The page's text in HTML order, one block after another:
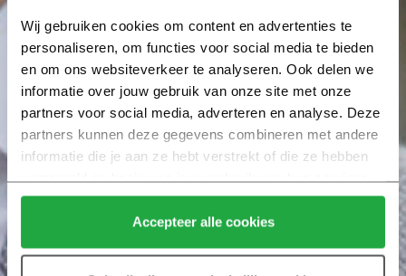
Wij gebruiken cookies om content en advertenties te
personaliseren, om functies voor social media te bieden
en om ons websiteverkeer te analyseren. Ook delen we
informatie over jouw gebruik van onze site met onze
partners voor social media, adverteren en analyse. Deze
partners kunnen deze gegevens combineren met andere
informatie die je aan ze hebt verstrekt of die ze hebben
verzameld op basis van jouw gebruik van hun services.
Klik hier voor meer informatie over ons cookiebeleid.
Accepteer alle cookies